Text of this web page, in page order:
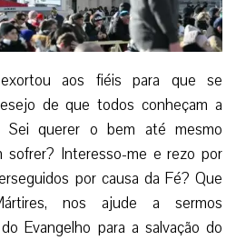
aos fiéis para que se
de que todos conheçam a
Sei querer o bem até mesmo
sofrer? Interesso-me e rezo por
por causa da Fé? Que
nos ajude a sermos
Evangelho para a salvação do